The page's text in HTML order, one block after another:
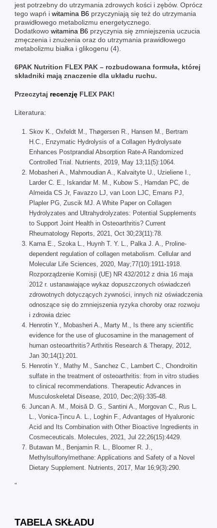
jest potrzebny do utrzymania zdrowych kości i zębów. Oprócz
tego wapń i witamina B6 przyczyniają się też do utrzymania
prawidłowego metabolizmu energetycznego.
Dodatkowo witamina B6 przyczynia się zmniejszenia uczucia
zmęczenia i znużenia oraz do utrzymania prawidłowego
metabolizmu białka i glikogenu (4).
6PAK Nutrition FLEX PAK – rozbudowana formuła, której
składniki mają znaczenie dla układu ruchu.
Przeczytaj recenzję FLEX PAK!
Literatura:
Skov K., Oxfeldt M., Thøgersen R., Hansen M., Bertram
H.C., Enzymatic Hydrolysis of a Collagen Hydrolysate
Enhances Postprandial Absorption Rate-A Randomized
Controlled Trial. Nutrients, 2019, May 13;11(5):1064.
Mobasheri A., Mahmoudian A., Kalvaityte U., Uzieliene I.,
Larder C. E., Iskandar M. M., Kubow S., Hamdan PC, de
Almeida CS Jr, Favazzo LJ, van Loon LJC, Emans PJ,
Plapler PG, Zuscik MJ. A White Paper on Collagen
Hydrolyzates and Ultrahydrolyzates: Potential Supplements
to Support Joint Health in Osteoarthritis? Current
Rheumatology Reports, 2021, Oct 30;23(11):78.
Karna E., Szoka L., Huynh T. Y. L., Palka J. A., Proline-
dependent regulation of collagen metabolism. Cellular and
Molecular Life Sciences, 2020, May;77(10):1911-1918.
Rozporządzenie Komisji (UE) NR 432/2012 z dnia 16 maja
2012 r. ustanawiające wykaz dopuszczonych oświadczeń
zdrowotnych dotyczących żywności, innych niż oświadczenia
odnoszące się do zmniejszenia ryzyka choroby oraz rozwoju
i zdrowia dziec
Henrotin Y., Mobasheri A., Marty M., Is there any scientific
evidence for the use of glucosamine in the management of
human osteoarthritis? Arthritis Research & Therapy, 2012,
Jan 30;14(1):201.
Henrotin Y., Mathy M., Sanchez C., Lambert C., Chondroitin
sulfate in the treatment of osteoarthritis: from in vitro studies
to clinical recommendations. Therapeutic Advances in
Musculoskeletal Disease, 2010, Dec;2(6):335-48.
Juncan A. M., Moisă D. G., Santini A., Morgovan C., Rus L.
L., Vonica-Țincu A. L., Loghin F., Advantages of Hyaluronic
Acid and Its Combination with Other Bioactive Ingredients in
Cosmeceuticals. Molecules, 2021, Jul 22;26(15):4429.
Butawan M., Benjamin R. L., Bloomer R. J.,
Methylsulfonylmethane: Applications and Safety of a Novel
Dietary Supplement. Nutrients, 2017, Mar 16;9(3):290.
"
TABELA SKŁADU